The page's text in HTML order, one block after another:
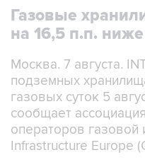
Газовые
на 16,5 п.п.
Москва. 7 августа.
подземных
газовых суток 5
сообщает
операторов газовой
Infrastructure Europe